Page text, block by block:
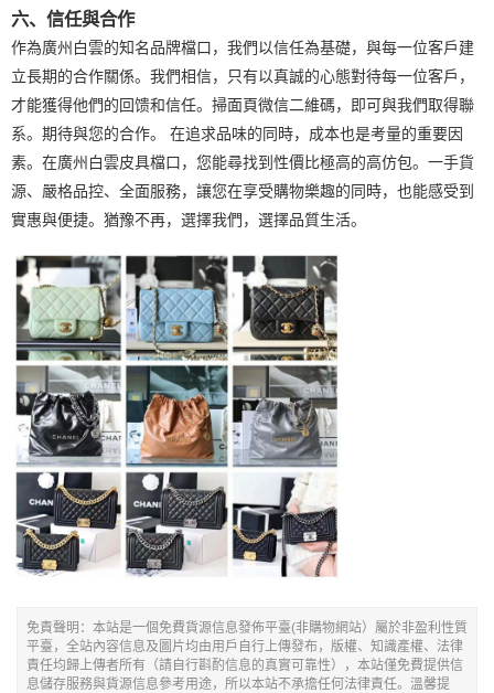
六、信任與合作
作為廣州白雲的知名品牌檔口，我們以信任為基礎，與每一位客戶建
立長期的合作關係。我們相信，只有以真誠的心態對待每一位客戶，
才能獲得他們的回馈和信任。掃面頁微信二維碼，即可與我們取得聯
系。期待與您的合作。 在追求品味的同時，成本也是考量的重要因
素。在廣州白雲皮具檔口，您能尋找到性價比極高的高仿包。一手貨
源、嚴格品控、全面服務，讓您在享受購物樂趣的同時，也能感受到
實惠與便捷。猶豫不再，選擇我們，選擇品質生活。
免責聲明：本站是一個免費貨源信息發佈平臺(非購物網站）屬於非盈利性質
平臺，全站內容信息及圖片均由用戶自行上傳發布，版權、知識產權、法律
責任均歸上傳者所有（請自行斟酌信息的真實可靠性），本站僅免費提供信
息儲存服務與貨源信息參考用途，所以本站不承擔任何法律責任。溫馨提